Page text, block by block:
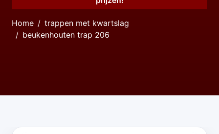
Home
trappen met kwartslag
beukenhouten trap 206